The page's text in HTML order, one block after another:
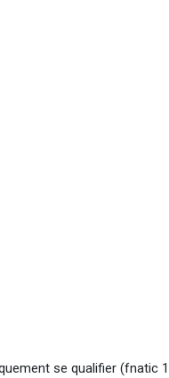
se qualifier (fnatic 1